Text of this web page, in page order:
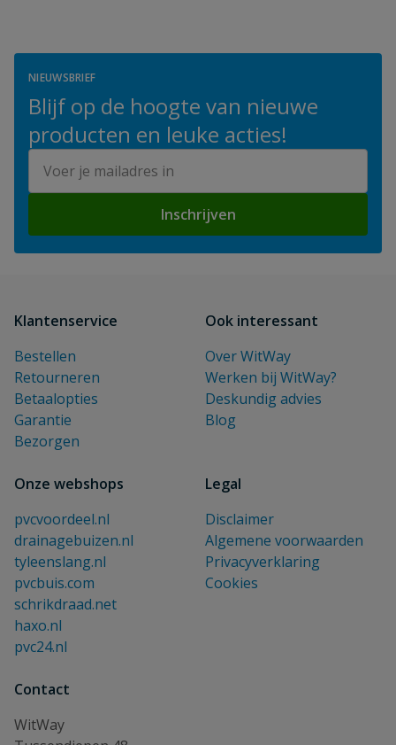
NIEUWSBRIEF
Blijf op de hoogte van nieuwe
producten en leuke acties!
Inschrijven
Klantenservice
Bestellen
Retourneren
Betaalopties
Garantie
Bezorgen
Ook interessant
Over WitWay
Werken bij WitWay?
Deskundig advies
Blog
Onze webshops
pvcvoordeel.nl
drainagebuizen.nl
tyleenslang.nl
pvcbuis.com
schrikdraad.net
haxo.nl
pvc24.nl
Legal
Disclaimer
Algemene voorwaarden
Privacyverklaring
Cookies
Contact
WitWay